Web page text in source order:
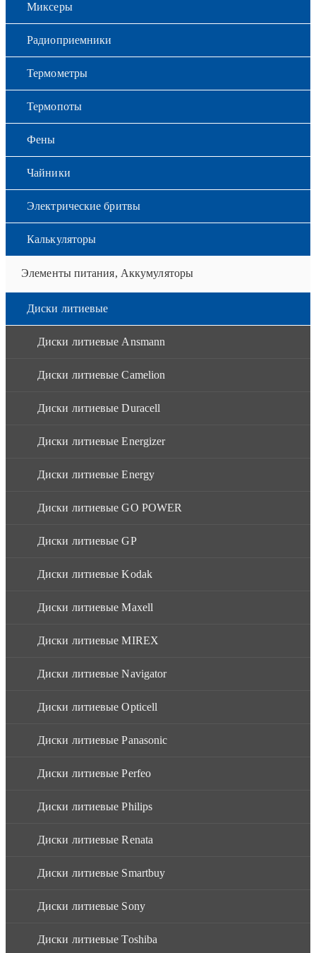
Миксеры
Радиоприемники
Термометры
Термопоты
Фены
Чайники
Электрические бритвы
Калькуляторы
Элементы питания, Аккумуляторы
Диски литиевые
Диски литиевые Ansmann
Диски литиевые Camelion
Диски литиевые Duracell
Диски литиевые Energizer
Диски литиевые Energy
Диски литиевые GO POWER
Диски литиевые GP
Диски литиевые Kodak
Диски литиевые Maxell
Диски литиевые MIREX
Диски литиевые Navigator
Диски литиевые Opticell
Диски литиевые Panasonic
Диски литиевые Perfeo
Диски литиевые Philips
Диски литиевые Renata
Диски литиевые Smartbuy
Диски литиевые Sony
Диски литиевые Toshiba